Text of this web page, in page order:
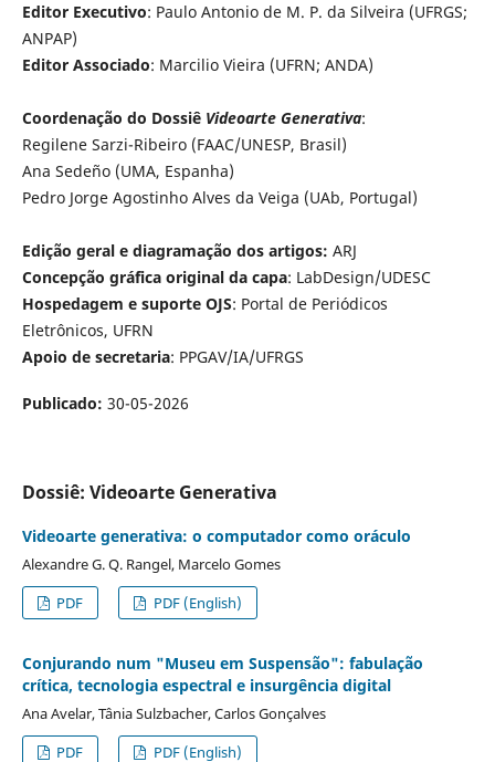
Editor Executivo: Paulo Antonio de M. P. da Silveira (UFRGS;
ANPAP)
Editor Associado: Marcilio Vieira (UFRN; ANDA)
Coordenação do Dossiê Videoarte Generativa:
Regilene Sarzi-Ribeiro (FAAC/UNESP, Brasil)
Ana Sedeño (UMA, Espanha)
Pedro Jorge Agostinho Alves da Veiga (UAb, Portugal)
Edição geral e diagramação dos artigos: ARJ
Concepção gráfica original da capa: LabDesign/UDESC
Hospedagem e suporte OJS: Portal de Periódicos
Eletrônicos, UFRN
Apoio de secretaria: PPGAV/IA/UFRGS
Publicado: 30-05-2026
Dossiê: Videoarte Generativa
Videoarte generativa: o computador como oráculo
Alexandre G. Q. Rangel, Marcelo Gomes
PDF
PDF (English)
Conjurando num "Museu em Suspensão": fabulação
crítica, tecnologia espectral e insurgência digital
Ana Avelar, Tânia Sulzbacher, Carlos Gonçalves
PDF
PDF (English)